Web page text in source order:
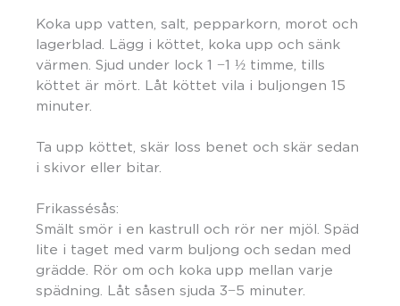
Koka upp vatten, salt, pepparkorn, morot och
lagerblad. Lägg i köttet, koka upp och sänk
värmen. Sjud under lock 1 −1 ½ timme, tills
köttet är mört. Låt köttet vila i buljongen 15
minuter.
Ta upp köttet, skär loss benet och skär sedan
i skivor eller bitar.
Frikassésås:
Smält smör i en kastrull och rör ner mjöl. Späd
lite i taget med varm buljong och sedan med
grädde. Rör om och koka upp mellan varje
spädning. Låt såsen sjuda 3−5 minuter.